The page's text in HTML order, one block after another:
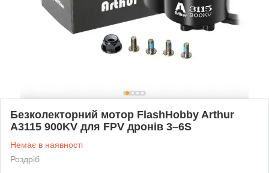
Безколекторний мотор FlashHobby Arthur
A3115 900KV для FPV дронів 3–6S
Немає в наявності
Роздріб